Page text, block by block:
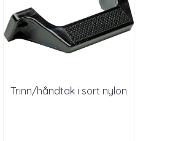
Trinn/håndtak i sort nylon